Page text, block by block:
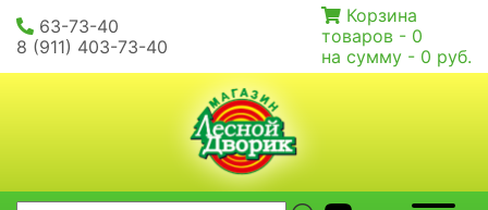
63-73-40
8 (911) 403-73-40
Корзина
товаров - 0
на сумму - 0 руб.